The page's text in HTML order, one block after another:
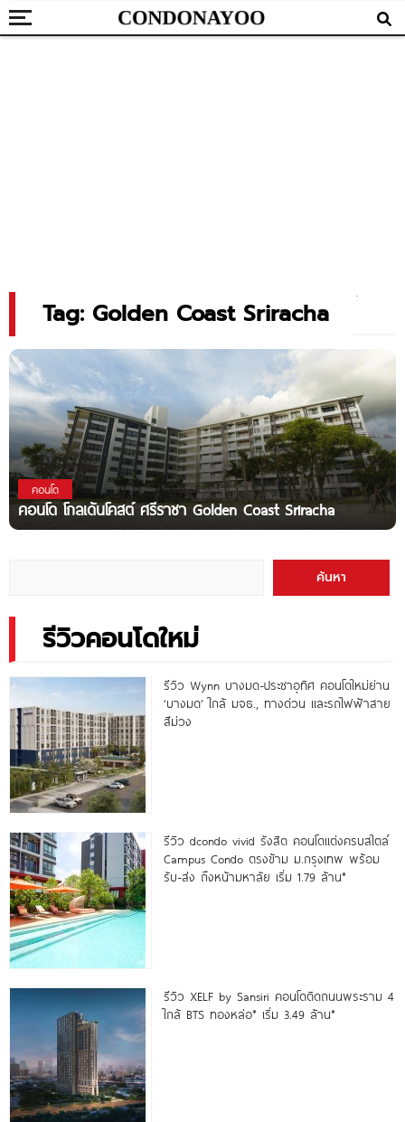
Tag: Golden Coast Sriracha
คอนโด
คอนโด โกลเด้นโคสต์ ศรีราชา Golden Coast Sriracha
ค้นหา
รีวิวคอนโดใหม่
รีวิว Wynn บางมด-ประชาอุทิศ คอนโดใหม่ย่าน
‘บางมด’ ใกล้ มจธ., ทางด่วน และรถไฟฟ้าสาย
สีม่วง
รีวิว dcondo vivid รังสิต คอนโดแต่งครบสไตล์
Campus Condo ตรงข้าม ม.กรุงเทพ พร้อม
รับ-ส่ง ถึงหน้ามหาลัย เริ่ม 1.79 ล้าน*
รีวิว XELF by Sansiri คอนโดติดถนนพระราม 4
ใกล้ BTS ทองหล่อ* เริ่ม 3.49 ล้าน*